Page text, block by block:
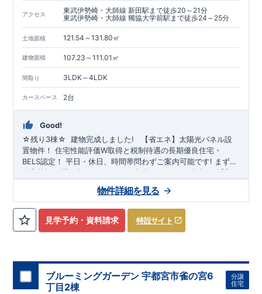
【国が定めた７つの技術基準をクリア
】 １
２劣化対
策/３維持管理性 ４住宅面積/５省エネルギー性/６居住環境/７
持保全管理​ ​■住宅性能評価ダブル取得​スマートフォンで見やす
い特設サイトはこちら★​物件のご案内は、
です☆​スムーズにご案内が可能♪​お気軽にお問い合わせくださ
い♪
お問い合わせお待ちしております
※未完成の場合は、現地確認の他に近くにある同仕様の完成物
件をご案内致します。
アクセス
東武伊勢崎・大師線 新田駅まで徒歩20～21分
東武伊勢崎・大師線 獨協大学前駅まで徒歩24～25分
土地面積 121.54～131.80㎡
建物面積 107.23～111.01㎡
間取り 3LDK～4LDK
カースペース 2台
Good!
☆残り 3棟☆ ​ ​建物完成しました!
【省エネ】太陽光パネル設
置物件！ 住宅性能評価W取得と税制待遇の長期優良住宅・
BELS認定！ 平日・休日、時間帯問わずご案内可能です! まずは
お気軽にお問い合わせください!
東武スカイツリーライン「新
◎物件のポイント 敷地は、36坪～
教育施設、スーパー、コンビニ、クリニックなど 徒歩7分 以内
（号棟による）​・勉強や仕事用に便利な空
・LDKは空間演出した折り上げ天井 ・開放感のある
ド風オープンキッチン』
時や花粉の時期のお洗濯も安心『浴室乾燥暖房機』​​スマート
フォンで見やすい特設サイトはこちら​https://www.e-
blooming.com/bukken/20074012/
見学予約・資料請求 特設サイト
物件詳細を見る
ブルーミングガーデン 宇都宮市雀の宮6
丁目2棟
分譲
住宅